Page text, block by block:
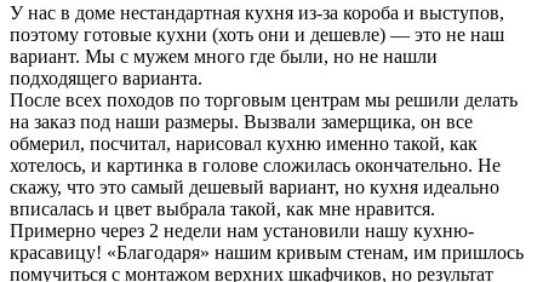
У нас в доме нестандартная кухня из-за короба и выступов,
поэтому готовые кухни (хоть они и дешевле) — это не наш
вариант. Мы с мужем много где были, но не нашли
подходящего варианта.
После всех походов по торговым центрам мы решили делать
на заказ под наши размеры. Вызвали замерщика, он все
обмерил, посчитал, нарисовал кухню именно такой, как
хотелось, и картинка в голове сложилась окончательно. Не
скажу, что это самый дешевый вариант, но кухня идеально
вписалась и цвет выбрала такой, как мне нравится.
Примерно через 2 недели нам установили нашу кухню-
красавицу! «Благодаря» нашим кривым стенам, им пришлось
помучиться с монтажом верхних шкафчиков, но результат